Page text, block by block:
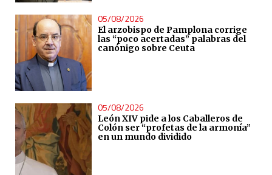
05/08/2026
El arzobispo de Pamplona corrige
las “poco acertadas” palabras del
canónigo sobre Ceuta
05/08/2026
León XIV pide a los Caballeros de
Colón ser “profetas de la armonía”
en un mundo dividido